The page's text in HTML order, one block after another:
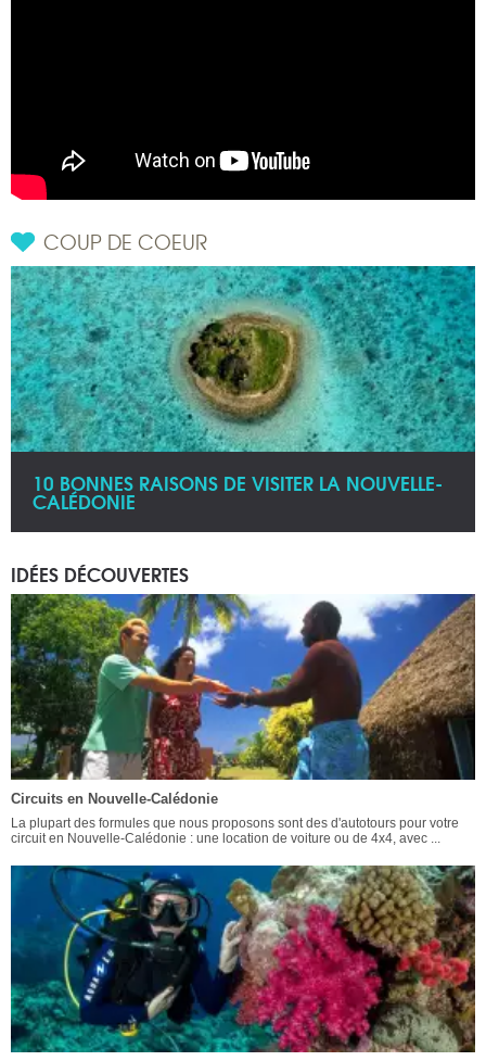
COUP DE COEUR
10 BONNES RAISONS DE VISITER LA NOUVELLE-
CALÉDONIE
IDÉES DÉCOUVERTES
Circuits en Nouvelle-Calédonie
La plupart des formules que nous proposons sont des d'autotours pour votre
circuit en Nouvelle-Calédonie : une location de voiture ou de 4x4, avec ...